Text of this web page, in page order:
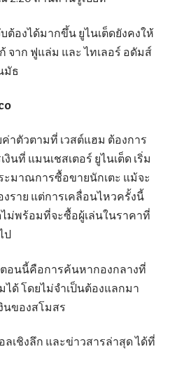
องได้มากขึ้น ยูไนเต็ดยังคงให้
จาก ฟูแล่ม และ ไทเลอร์ อดัมส์
มัธ
าตัวตามที่ เวสต์แฮม ต้องการ
นที่ แมนเชสเตอร์ ยูไนเต็ด เริ่ม
มาณการซื้อขายนักเตะ แม้จะ
ราย แต่การเคลื่อนไหวครั้งนี้
ม่พร้อมที่จะซื้อผู้เล่นในราคาที่
ป
อนนี้คือการค้นหากองกลางที่
ด้ โดยไม่จำเป็นต้องแลกมา
นของสโมสร
เชิงลึก และข่าวสารล่าสุด ได้ที่